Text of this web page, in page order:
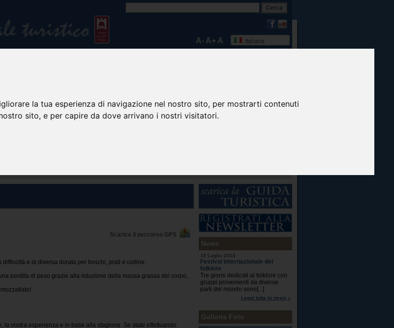
la tua esperienza di navigazione nel nostro sito, per mostrarti contenuti
sito, e per capire da dove arrivano i nostri visitatori.
Italiano
A- A+ A
Scarica il percorso GPS
difficoltà e di diversa durata per boschi, prati e colline.
perdita di peso grazie alla riduzione della massa grassa del corpo,
vostra esperienza e in base alla stagione. Se state effettuando
News
19 Luglio 2016
Festival internazionale del
folklore
Tre giorni dedicati al folklore con
gruppi provenienti da diverse
parti del mondo sono[...]
Leggi tutta la news »
Galleria Foto